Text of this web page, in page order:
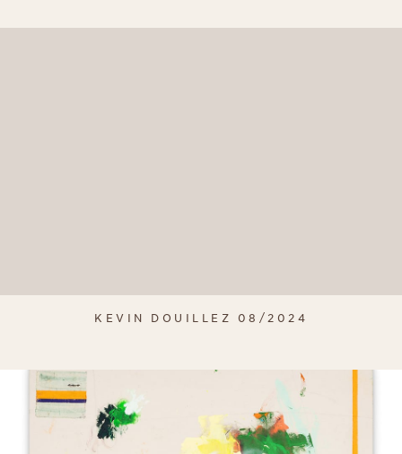
KEVIN DOUILLEZ 08/2024